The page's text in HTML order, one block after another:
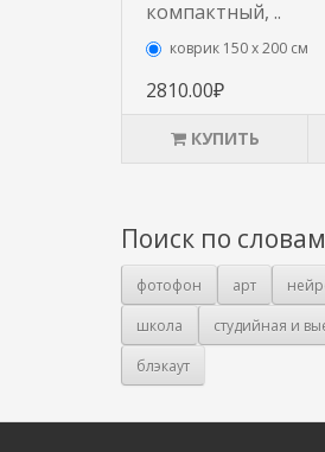
компактный, ..
коврик 150 х 200 см
2810.00₽
КУПИТЬ
Поиск по словам
фотофон арт
школа
студийная и
блэкаут